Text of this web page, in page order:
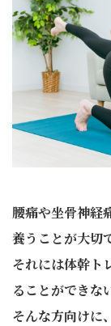
腰痛や坐骨神経
養うことが大切
それには体幹ト
ることができな
そんな方向けに